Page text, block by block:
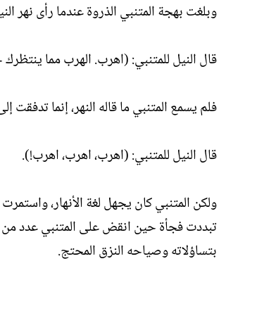
وبلغت بهجة المتنبي الذروة عندما رأى نهر
قال النيل للمتنبي: (اهرب. الهرب مما
فلم يسمع المتنبي ما قاله النهر، إنما
قال النيل للمتنبي: (اهرب، اهرب، اهرب!).
ولكن المتنبي كان يجهل لغة الأنهار،
تبددت فجأة حين انقض على المتنبي عدد من
بتساؤلاته وصياحه النزق المحتج.